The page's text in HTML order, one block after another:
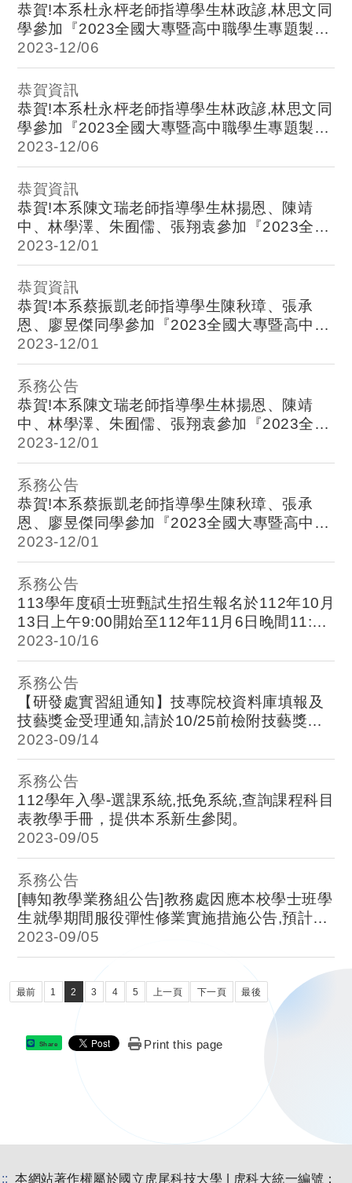
恭賀!本系杜永枰老師指導學生林政諺,林思文同
學參加『2023全國大專暨高中職學生專題製作
競賽』榮獲大學組電資類第二名,電子系全體師
生恭賀！
2023-12/06
恭賀資訊
恭賀!本系杜永枰老師指導學生林政諺,林思文同
學參加『2023全國大專暨高中職學生專題製作
競賽』榮獲大學組電資類第二名,電子系全體師
生恭賀！
2023-12/06
恭賀資訊
恭賀!本系陳文瑞老師指導學生林揚恩、陳靖
中、林學澤、朱囿儒、張翔袁參加『2023全國
大專院校產學創新實作競賽』榮獲佳作獎，電
子系全體師生恭賀！
2023-12/01
恭賀資訊
恭賀!本系蔡振凱老師指導學生陳秋璋、張承
恩、廖昱傑同學參加『2023全國大專暨高中職
學生專題製作競賽』，以『深度學習技術應用
咖啡生豆挑選機』榮獲優等，電子系全體師生
恭賀！
2023-12/01
系務公告
恭賀!本系陳文瑞老師指導學生林揚恩、陳靖
中、林學澤、朱囿儒、張翔袁參加『2023全國
大專院校產學創新實作競賽』榮獲佳作獎，電
子系全體師生恭賀！
2023-12/01
系務公告
恭賀!本系蔡振凱老師指導學生陳秋璋、張承
恩、廖昱傑同學參加『2023全國大專暨高中職
學生專題製作競賽』，以『深度學習技術應用
咖啡生豆挑選機』榮獲優等，電子系全體師生
恭賀！
2023-12/01
系務公告
113學年度碩士班甄試生招生報名於112年10月
13日上午9:00開始至112年11月6日晚間11:59
截止，請同學踴躍報名。
2023-10/16
系務公告
【研發處實習組通知】技專院校資料庫填報及
技藝獎金受理通知,請於10/25前檢附技藝獎勵
申請表併附學生郵局帳號存簿封面影本送至實
習組彙整。
2023-09/14
系務公告
112學年入學-選課系統,抵免系統,查詢課程科目
表教學手冊，提供本系新生參閱。
2023-09/05
系務公告
[轉知教學業務組公告]教務處因應本校學士班學
生就學期間服役彈性修業實施措施公告,預計
112學年度第2學期入伍同學請於112年9月15
日前提出申請。
2023-09/05
最前 1 2 3 4 5 上一頁 下一頁 最後
Share Print this page
本網站著作權屬於國立虎尾科技大學 | 虎科大統一編號：